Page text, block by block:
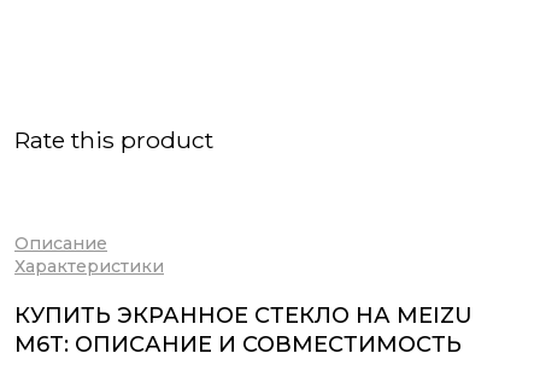
Rate this product
Описание
Характеристики
КУПИТЬ ЭКРАННОЕ СТЕКЛО НА MEIZU
M6T: ОПИСАНИЕ И СОВМЕСТИМОСТЬ